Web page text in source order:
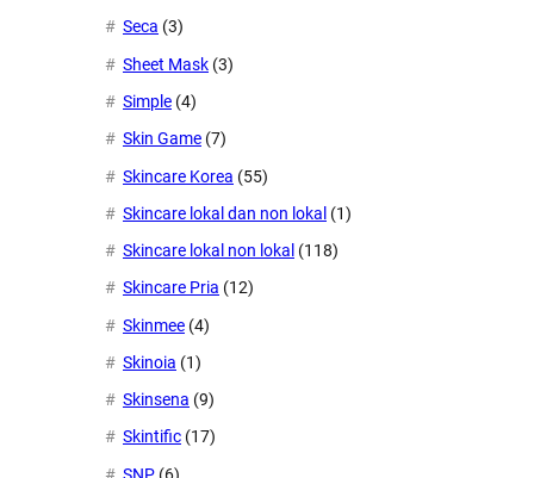
Seca (3)
Sheet Mask (3)
Simple (4)
Skin Game (7)
Skincare Korea (55)
Skincare lokal dan non lokal (1)
Skincare lokal non lokal (118)
Skincare Pria (12)
Skinmee (4)
Skinoia (1)
Skinsena (9)
Skintific (17)
SNP (6)